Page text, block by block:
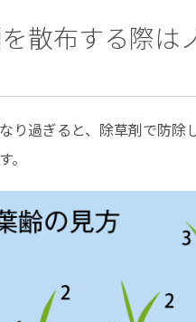
散布する際は
り過ぎると、除草剤で防除
。